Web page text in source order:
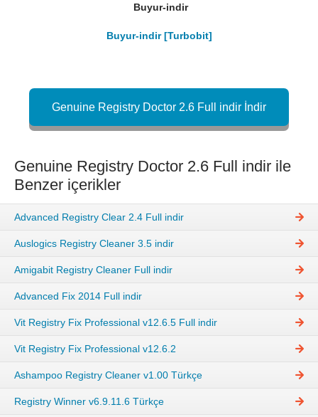
Buyur-indir
Buyur-indir [Turbobit]
Genuine Registry Doctor 2.6 Full indir İndir
Genuine Registry Doctor 2.6 Full indir ile
Benzer içerikler
Advanced Registry Clear 2.4 Full indir
Auslogics Registry Cleaner 3.5 indir
Amigabit Registry Cleaner Full indir
Advanced Fix 2014 Full indir
Vit Registry Fix Professional v12.6.5 Full indir
Vit Registry Fix Professional v12.6.2
Ashampoo Registry Cleaner v1.00 Türkçe
Registry Winner v6.9.11.6 Türkçe